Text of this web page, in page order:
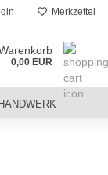
Merkzettel
0,00 EUR